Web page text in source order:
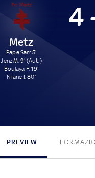
Metz
Pape Sarr 5'
Jenz M. 9' (Aut.)
Boulaya F. 19'
Niane I. 80'
4
PREVIEW